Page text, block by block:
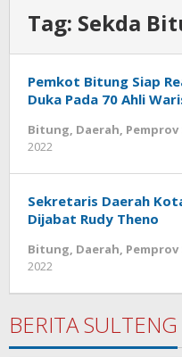
Tag: Sekda
Pemkot Bitung Siap
Duka Pada 70 Ahli
Bitung, Daerah,
2022
Sekretaris Daerah
Dijabat Rudy Theno
Bitung, Daerah,
2022
BERITA SULTENG